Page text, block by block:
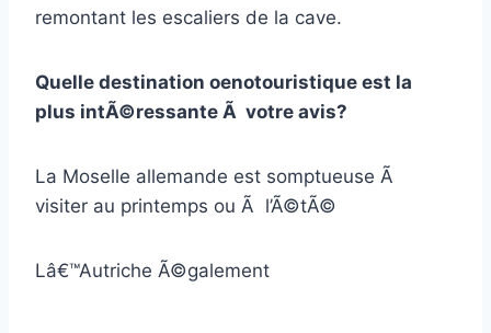
remontant les escaliers de la cave.
Quelle destination oenotouristique est la
plus intÃ©ressante Ã votre avis?
La Moselle allemande est somptueuse Ã
visiter au printemps ou Ã l’Ã©tÃ©
Lâ€™Autriche Ã©galement